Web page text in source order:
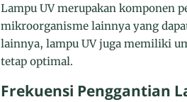
Lampu UV merupakan komponen
mikroorganisme lainnya yang
lainnya, lampu UV juga memiliki
tetap optimal.
Frekuensi Penggantian